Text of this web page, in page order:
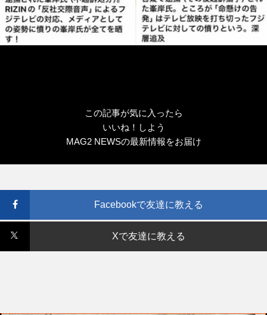
この記事が気に入ったら
いいね！しよう
MAG2 NEWSの最新情報をお届け
Facebookで友達に教える
Xで友達に教える